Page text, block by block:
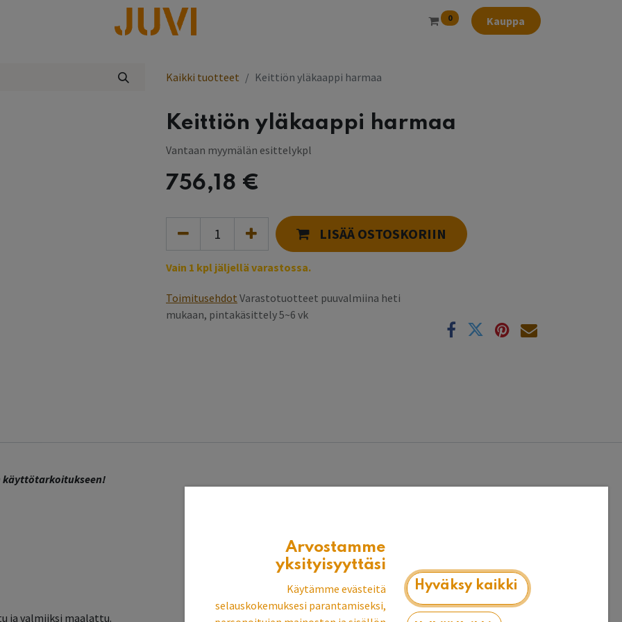
0 Kauppa
Kaikki tuotteet Keittiön yläkaappi harmaa
Keittiön yläkaappi harmaa
Vantaan myymälän esittelykpl
756,18 €
LISÄÄ OSTOSKORIIN
Vain 1 kpl jäljellä varastossa.
Toimitusehdot Varastotuotteet puuvalmiina heti
mukaan, pintakäsittely 5~6 vk
käyttötarkoitukseen!
ja valmiiksi maalattu.
Arvostamme
yksityisyyttäsi
Käytämme evästeitä
selauskokemuksesi parantamiseksi,
Hyväksy kaikki